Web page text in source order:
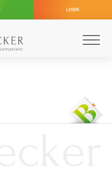
LOGIN